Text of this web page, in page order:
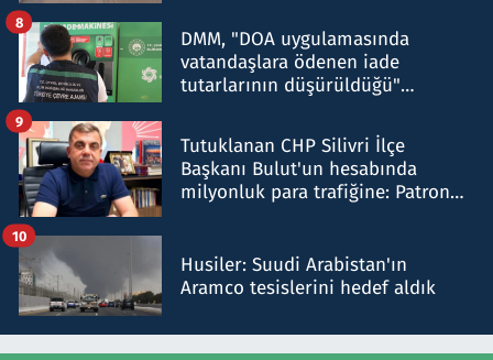
DMM, "DOA uygulamasında
vatandaşlara ödenen iade
tutarlarının düşürüldüğü"
8
Tutuklanan CHP Silivri İlçe
Başkanı Bulut'un hesabında
milyonluk para trafiğine: Patron
9
Husiler: Suudi Arabistan'ın
Aramco tesislerini hedef aldık
10